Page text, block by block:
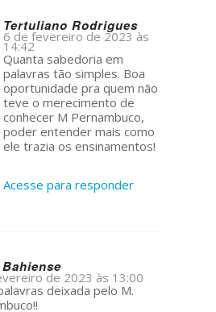
Tertuliano Rodrigues
s
6 de fevereiro de 2023 às
14:42
Quanta sabedoria em
palavras tão simples. Boa
oportunidade pra quem não
teve o merecimento de
conhecer M Pernambuco,
poder entender mais como
ele trazia os ensinamentos!
Acesse para responder
de 2023 às 13:00
deixada pelo M.